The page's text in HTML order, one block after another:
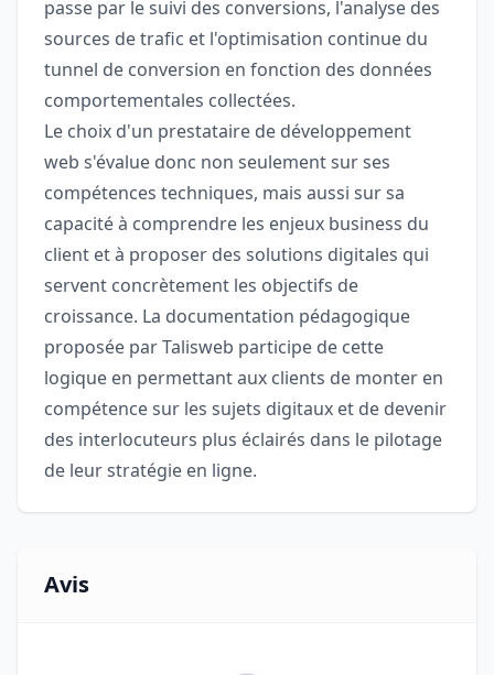
passe par le suivi des conversions, l'analyse des
sources de trafic et l'optimisation continue du
tunnel de conversion en fonction des données
comportementales collectées.
Le choix d'un prestataire de développement
web s'évalue donc non seulement sur ses
compétences techniques, mais aussi sur sa
capacité à comprendre les enjeux business du
client et à proposer des solutions digitales qui
servent concrètement les objectifs de
croissance. La documentation pédagogique
proposée par Talisweb participe de cette
logique en permettant aux clients de monter en
compétence sur les sujets digitaux et de devenir
des interlocuteurs plus éclairés dans le pilotage
de leur stratégie en ligne.
Avis